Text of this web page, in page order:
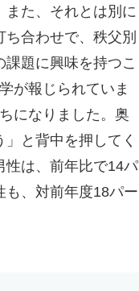
た、それとは別に
合わせで、秩父別
題に興味を持つこ
が報じられていま
になりました。奥
と背中を押してく
性は、前年比で14パ
も、対前年度18パー